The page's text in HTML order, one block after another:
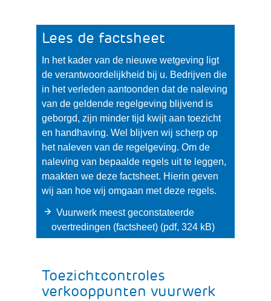
website)
Lees de factsheet
In het kader van de nieuwe wetgeving ligt
de verantwoordelijkheid bij u. Bedrijven die
in het verleden aantoonden dat de naleving
van de geldende regelgeving blijvend is
geborgd, zijn minder tijd kwijt aan toezicht
en handhaving. Wel blijven wij scherp op
het naleven van de regelgeving. Om de
naleving van bepaalde regels uit te leggen,
maakten we deze factsheet. Hierin geven
wij aan hoe wij omgaan met deze regels.
Vuurwerk meest geconstateerde
overtredingen (factsheet)(pdf, 324 kB)
Toezichtcontroles
verkooppunten vuurwerk